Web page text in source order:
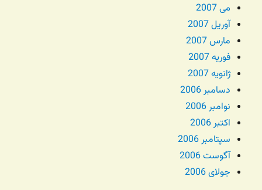
می 2007
آوریل 2007
مارس 2007
فوریه 2007
ژانویه 2007
دسامبر 2006
نوامبر 2006
اکتبر 2006
سپتامبر 2006
آگوست 2006
جولای 2006